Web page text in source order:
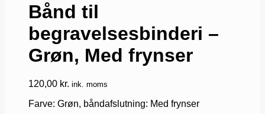
Bånd til
begravelsesbinderi –
Grøn, Med frynser
120,00 kr. ink. moms
Farve: Grøn, båndafslutning: Med frynser